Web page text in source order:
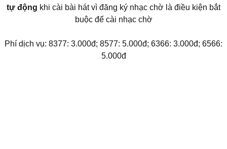
tự động khi cài bài hát vì đăng ký nhạc chờ là điều kiện bắt
buộc để cài nhạc chờ
Phí dịch vụ: 8377: 3.000đ; 8577: 5.000đ; 6366: 3.000đ; 6566:
5.000đ